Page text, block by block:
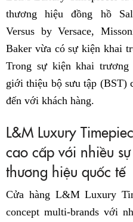
thương hiệu đồng hồ
Versus by Versace,
Baker vừa có sự kiện khai
Trong sự kiện khai trương
giới thiệu bộ sưu tập (BST)
đến với khách hàng.
L&M Luxury
cao cấp với nhiều
thương hiệu quốc tế
Cửa hàng L&M Luxury
concept multi-brands với